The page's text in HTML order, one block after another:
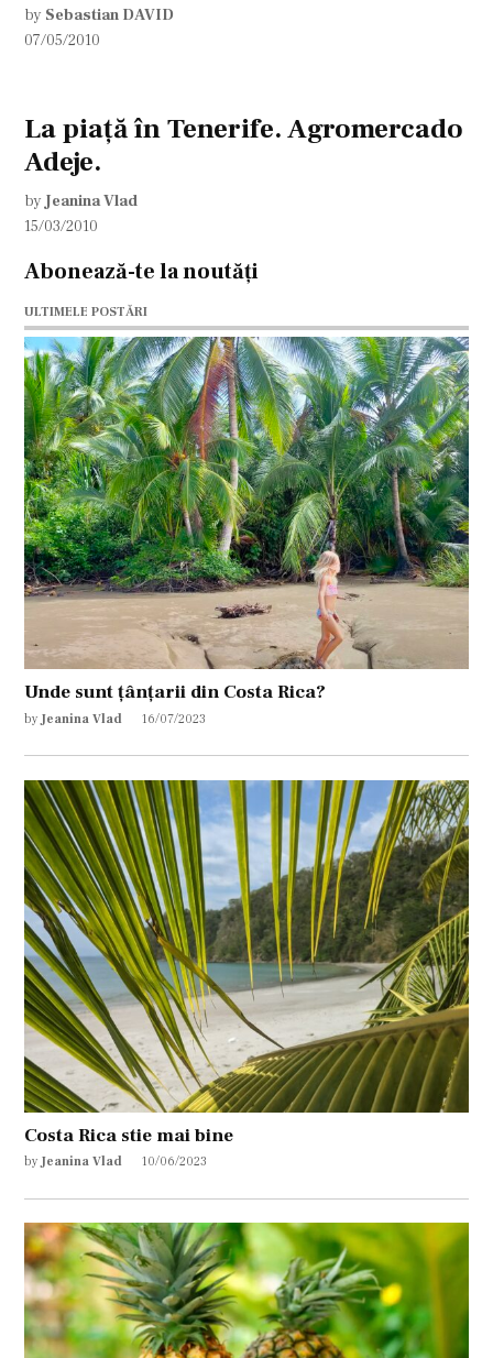
by Sebastian DAVID
07/05/2010
La piaţă în Tenerife. Agromercado
Adeje.
by Jeanina Vlad
15/03/2010
Abonează-te la noutăți
ULTIMELE POSTĂRI
Unde sunt țânțarii din Costa Rica?
by Jeanina Vlad 16/07/2023
Costa Rica stie mai bine
by Jeanina Vlad 10/06/2023